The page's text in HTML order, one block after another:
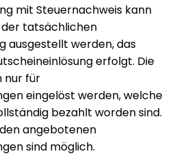
mit Steuernachweis kann
tatsächlichen
ausgestellt werden, das
erfolgt. Die
nur für
eingelöst werden, welche
bezahlt worden sind.
angebotenen
sind möglich.